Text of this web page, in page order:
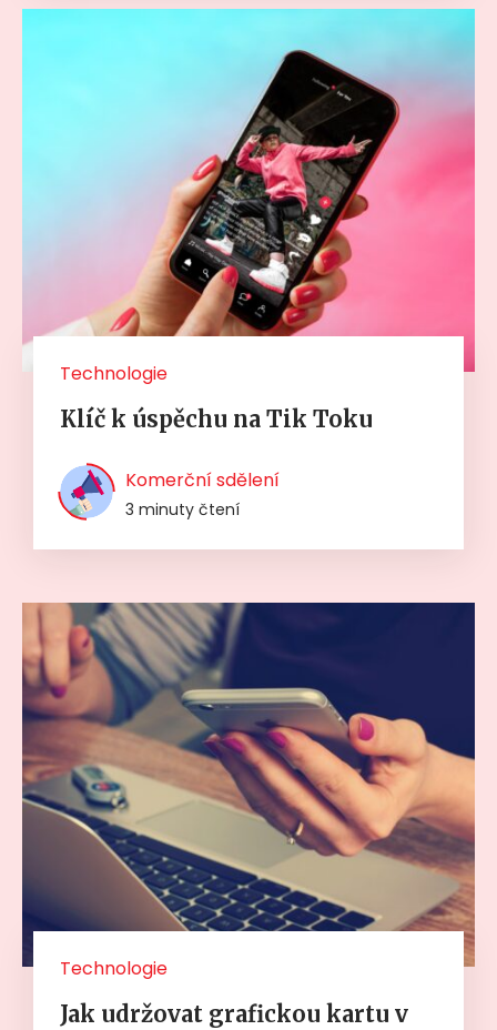
Technologie
Klíč k úspěchu na Tik Toku
Komerční sdělení
3 minuty čtení
Technologie
Jak udržovat grafickou kartu v